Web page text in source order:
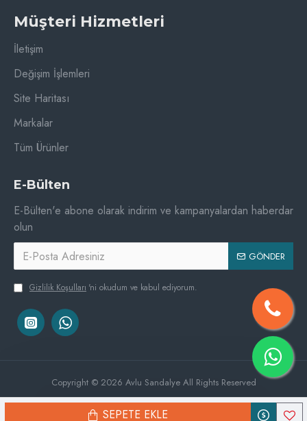
SEPETE EKLE
Müşteri Hizmetleri
İletişim
Değişim İşlemleri
Site Haritası
Markalar
Tüm Ürünler
E-Bülten
E-Bülten'e abone olarak indirim ve kampanyalardan haberdar
olun
GÖNDER
Gizlilik Koşulları 'ni okudum ve kabul ediyorum.
Copyright © 2026 Avlu Sandalye All Rights Reserved